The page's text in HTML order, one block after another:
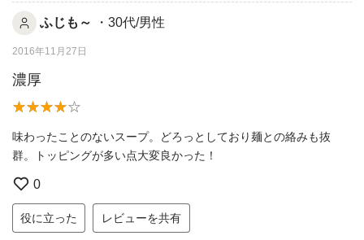
ふじも～ ・30代/男性
2016年11月27日
濃厚
味わったことのないスープ。どろっとしており麺との絡みも抜
群。トッピングが多い点大変良かった！
0
役に立った レビューを共有